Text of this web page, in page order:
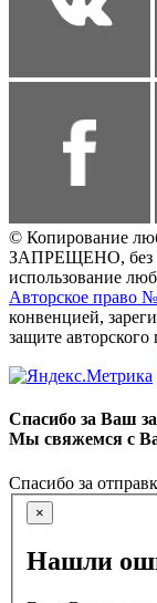
© Копирование
ЗАПРЕЩЕНО, без
использование
Авторское право
конвенцией,
защите
Спасибо за Ваш
Мы свяжемся с
Спасибо за
×
Нашли